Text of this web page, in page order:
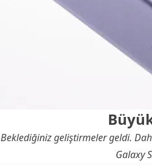
Beklediğiniz geliştirmeler geldi.
Galaxy